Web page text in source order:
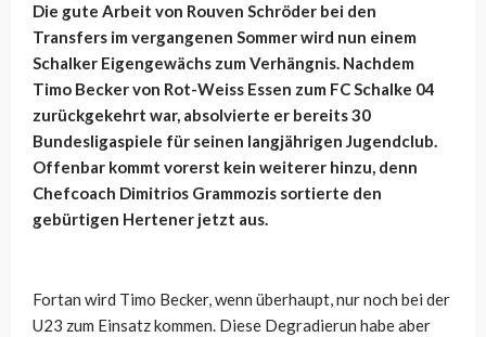
Die gute Arbeit von Rouven Schröder bei den
Transfers im vergangenen Sommer wird nun einem
Schalker Eigengewächs zum Verhängnis. Nachdem
Timo Becker von Rot-Weiss Essen zum FC Schalke 04
zurückgekehrt war, absolvierte er bereits 30
Bundesligaspiele für seinen langjährigen Jugendclub.
Offenbar kommt vorerst kein weiterer hinzu, denn
Chefcoach Dimitrios Grammozis sortierte den
gebürtigen Hertener jetzt aus.
Fortan wird Timo Becker, wenn überhaupt, nur noch bei der
U23 zum Einsatz kommen. Diese Degradierun habe aber